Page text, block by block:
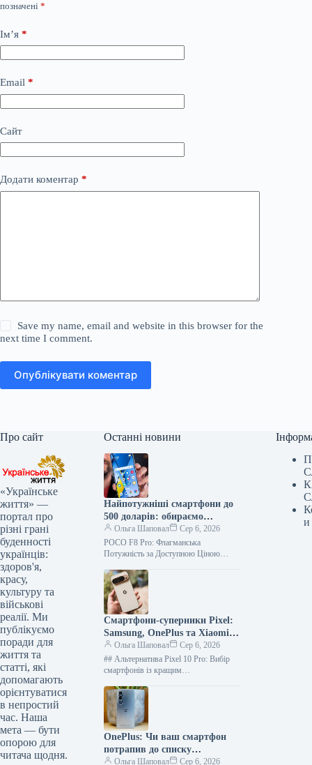
позначені *
Ім’я *
Email *
Сайт
Додати коментар *
Save my name, email and website in this browser for the
next time I comment.
Опублікувати коментар
Про сайт
«Українське
життя» —
портал про
різні грані
буденності
українців:
здоров'я,
красу,
культуру та
військові
реалії. Ми
публікуємо
поради для
життя та
статті, які
допомагають
орієнтуватися
в непростий
час. Наша
мета — бути
опорою для
читача щодня.
Останні новини
Найпотужніші смартфони до
500 доларів: обираємо
найкращий процесор на літо
2026
Ольга Шаповал
Сер 6, 2026
POCO F8 Pro: Флагманська
Потужність за Доступною Ціною
дивовижні можливості, і навіть
пристрої середнього цінового
сегменту…
Смартфони-суперники Pixel:
Samsung, OnePlus та Xiaomi
долають ціну (фото)
Ольга Шаповал
Сер 6, 2026
## Альтернатива Pixel 10 Pro: Вибір
смартфонів із кращим
продуктивності Експерти видання
slashgear.com радять звернути увагу
на…
OnePlus: Чи ваш смартфон
потрапив до списку
пристроїв, що можуть
Ольга Шаповал Сер 6, 2026
и